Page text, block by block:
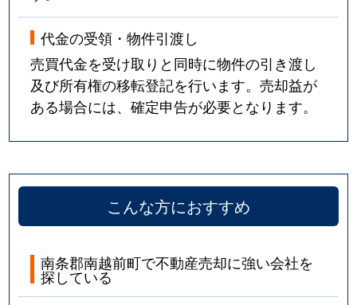
代金の受領・物件引渡し
売買代金を受け取りと同時に物件の引き渡し
及び所有権の移転登記を行います。売却益が
ある場合には、確定申告が必要となります。
こんな方におすすめ
南条郡南越前町で不動産売却に強い会社を
探している